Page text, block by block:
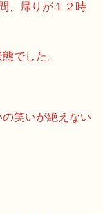
、帰りが１２時
でした。
笑いが絶えない